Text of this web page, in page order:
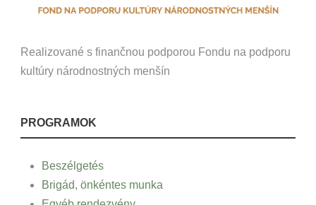
Realizované s finančnou podporou Fondu na podporu
kultúry národnostných menšín
PROGRAMOK
Beszélgetés
Brigád, önkéntes munka